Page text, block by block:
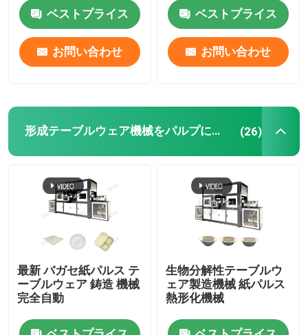
会社案内
お問い合わせ
形成されたパルプ機械
バガスのパルプの成形機
ベストプライス
お問い合わせ
ベストプライス
お問い合わせ
形成テーブルウェア機械をパルプにしなさい (26)
最新 バガセ紙パルス テ
ーブルウェア 鋳造 機械
完全自動
生物分解性テーブルウ
ェア製造機械 紙パルス
熱形化機械